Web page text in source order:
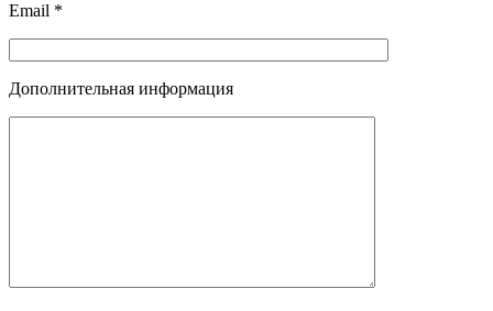
Email *
Дополнительная информация